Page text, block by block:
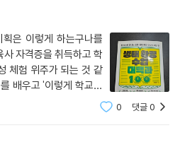
라남도의 인구 변화를 찾아보면서 그
점에서 이야기해 보려고 합니다. 먼저
가 무엇인지 알아보고 직접 사이트
있는지 살펴봅니다. 이제 아이들은 30년
를 보고 해석해서 학습지를 해결합니다.
기온이 상승하고 강수량이 줄어든 이유
해 이야기를 나눕니다.
은 이렇게 하는구나를
자격증을 취득하고 학
체험 위주가 되는 것 같
배우고 '이렇게 학교교
, 많은 전달보다 학생들
0 댓글0